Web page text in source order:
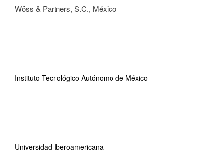
Wöss & Partners, S.C., México
Instituto Tecnológico Autónomo de México
Universidad Iberoamericana